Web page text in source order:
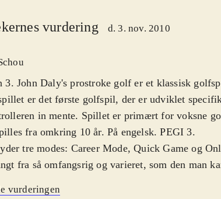
vurdering d. 3. nov. 2010
3. John Daly's prostroke golf er et klassisk
er det første golfspil, der er udviklet
in mente. Spillet er primært for voksne
fra omkring 10 år. På engelsk. PEGI 3.
tre modes: Career Mode, Quick Game og
fra så omfangsrig og varieret, som den man
vurderingen